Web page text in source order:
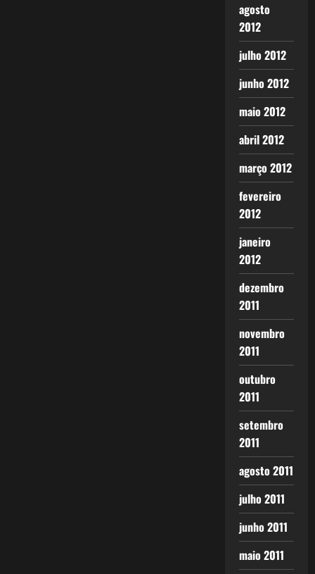
agosto
2012
julho 2012
junho 2012
maio 2012
abril 2012
março 2012
fevereiro
2012
janeiro
2012
dezembro
2011
novembro
2011
outubro
2011
setembro
2011
agosto 2011
julho 2011
junho 2011
maio 2011